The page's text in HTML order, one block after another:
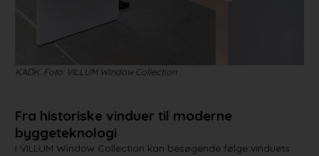
KADK. Foto: VILLUM Window Collection
Fra historiske vinduer til moderne
byggeteknologi
I VILLUM Window Collection kan besøgende følge vinduets